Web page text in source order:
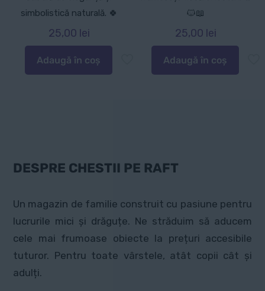
simbolistică naturală. 🍀
25,00 lei
Adaugă în coș
🐱📖
25,00 lei
Adaugă în coș
DESPRE CHESTII PE RAFT
Un magazin de familie construit cu pasiune pentru
lucrurile mici și drăguțe. Ne străduim să aducem
cele mai frumoase obiecte la prețuri accesibile
tuturor. Pentru toate vârstele, atât copii cât și
adulți.